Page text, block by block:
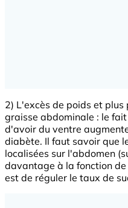
2) L'excès de poids et
graisse abdominale : le
d'avoir du ventre
diabète. Il faut savoir que
localisées sur l'abdomen
davantage à la fonction
est de réguler le taux de